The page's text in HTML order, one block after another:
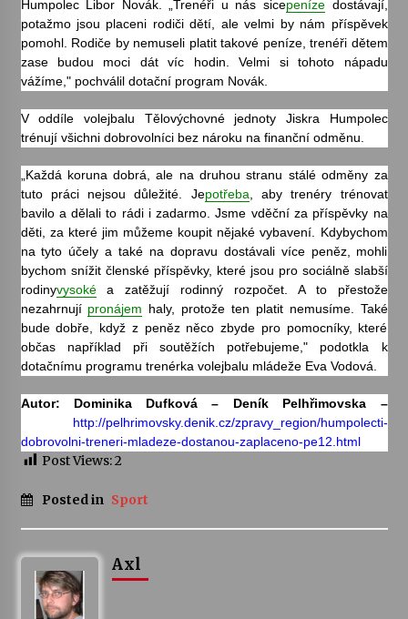
Humpolec Libor Novák. „Trenéři u nás sicepenízedostávají,
potažmo jsou placeni rodiči dětí, ale velmi by nám příspěvek
pomohl. Rodiče by nemuseli platit takové peníze, trenéři dětem
zase budou moci dát víc hodin. Velmi si tohoto nápadu
vážíme," pochválil dotační program Novák.
V oddíle volejbalu Tělovýchovné jednoty Jiskra Humpolec
trénují všichni dobrovolníci bez nároku na finanční odměnu.
„Každá koruna dobrá, ale na druhou stranu stálé odměny za
tuto práci nejsou důležité. Jepotřeba , aby trenéry trénovat
bavilo a dělali to rádi i zadarmo. Jsme vděční za příspěvky na
děti, za které jim můžeme koupit nějaké vybavení. Kdybychom
na tyto účely a také na dopravu dostávali více peněz, mohli
bychom snížit členské příspěvky, které jsou pro sociálně slabší
rodinyvysokéa zatěžují rodinný rozpočet. A to přestože
nezahrnují pronájem haly, protože ten platit nemusíme. Také
bude dobře, když z peněz něco zbyde pro pomocníky, které
občas například při soutěžích potřebujeme," podotkla k
dotačnímu programu trenérka volejbalu mládeže Eva Vodová.
Autor: Dominika Dufková – Deník Pelhřimovska –
http://pelhrimovsky.denik.cz/zpravy_region/humpolecti-
dobrovolni-treneri-mladeze-dostanou-zaplaceno-pe12.html
Post Views:2
Posted in Sport
Axl